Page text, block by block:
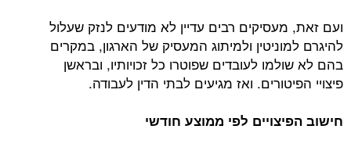
ועם זאת, מעסיקים רבים עדיין לא מודעים לנזק שעלול
להיגרם למוניטין ולמיתוג המעסיק של הארגון, במקרים
בהם לא שולמו לעובדים שפוטרו כל זכויותיו, ובראשן
פיצויי הפיטורים. ואז מגיעים לבתי הדין לעבודה.
חישוב הפיצויים לפי ממוצע חודשי